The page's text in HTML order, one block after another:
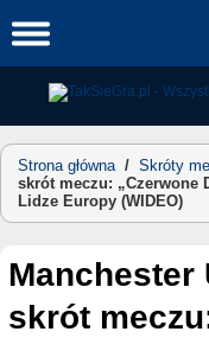
to
Strona główna/ Skróty
skrót meczu: „Czerwone
Lidze Europy (WIDEO)
Manchester United 2:0 PAOK –
skrót